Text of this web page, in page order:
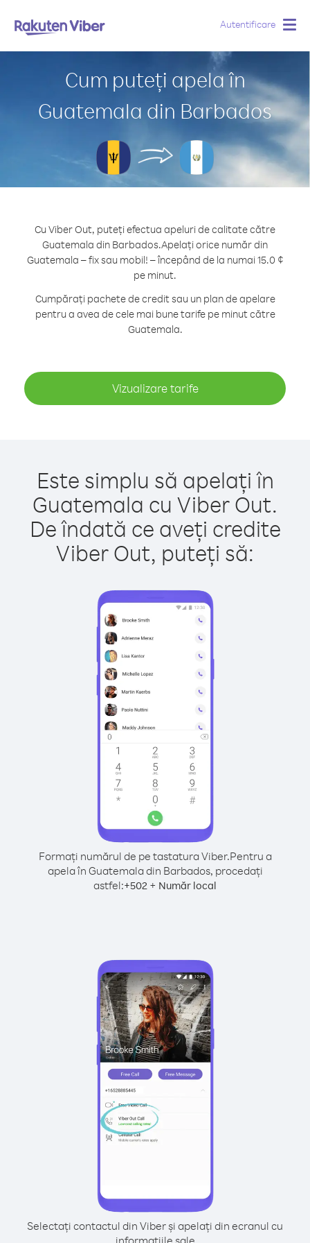
Autentificare
Cum puteți apela în
Guatemala din Barbados
Cu Viber Out, puteți efectua apeluri de calitate către
Guatemala din Barbados.Apelați orice număr din
Guatemala – fix sau mobil! – începând de la numai 15.0 ¢
pe minut.
Cumpărați pachete de credit sau un plan de apelare
pentru a avea de cele mai bune tarife pe minut către
Guatemala.
Vizualizare tarife
Este simplu să apelați în
Guatemala cu Viber Out.
De îndată ce aveți credite
Viber Out, puteți să:
Formați numărul de pe tastatura Viber.Pentru a
apela în Guatemala din Barbados, procedați
astfel:+502 + Număr local
Selectați contactul din Viber și apelați din ecranul cu
informațiile sale